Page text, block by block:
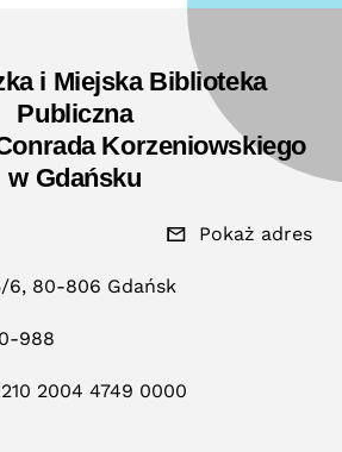
i Miejska Biblioteka
Publiczna
Korzeniowskiego
w Gdańsku
Pokaż adres
6, 80-806 Gdańsk
988
2004 4749 0000